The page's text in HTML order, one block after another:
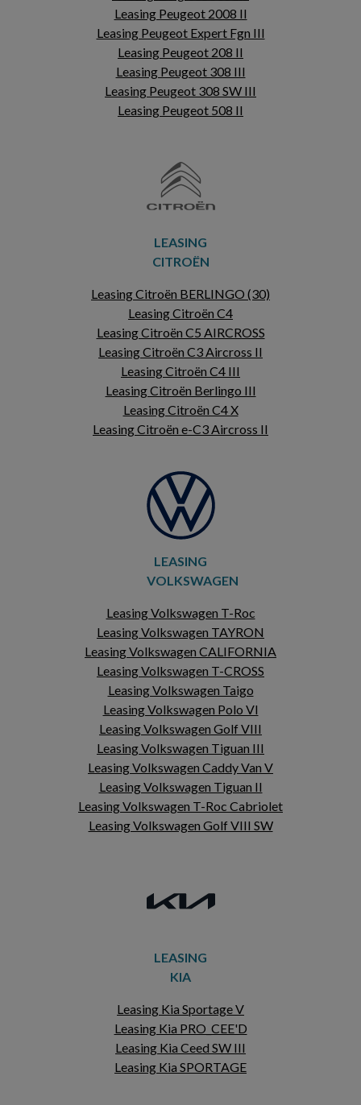
Leasing Peugeot 2008 II
Leasing Peugeot Expert Fgn III
Leasing Peugeot 208 II
Leasing Peugeot 308 III
Leasing Peugeot 308 SW III
Leasing Peugeot 508 II
LEASING
CITROËN
Leasing Citroën BERLINGO (30)
Leasing Citroën C4
Leasing Citroën C5 AIRCROSS
Leasing Citroën C3 Aircross II
Leasing Citroën C4 III
Leasing Citroën Berlingo III
Leasing Citroën C4 X
Leasing Citroën e-C3 Aircross II
LEASING
VOLKSWAGEN
Leasing Volkswagen T-Roc
Leasing Volkswagen TAYRON
Leasing Volkswagen CALIFORNIA
Leasing Volkswagen T-CROSS
Leasing Volkswagen Taigo
Leasing Volkswagen Polo VI
Leasing Volkswagen Golf VIII
Leasing Volkswagen Tiguan III
Leasing Volkswagen Caddy Van V
Leasing Volkswagen Tiguan II
Leasing Volkswagen T-Roc Cabriolet
Leasing Volkswagen Golf VIII SW
LEASING
KIA
Leasing Kia Sportage V
Leasing Kia PRO_CEE'D
Leasing Kia Ceed SW III
Leasing Kia SPORTAGE